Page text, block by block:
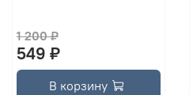
1 200 ₽
549 ₽
В корзину